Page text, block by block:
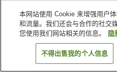
搜索
本网站使用 Cookie 来增强用户
和流量。我们还会与合作的社交
您使用我们网站相关的信息。
隐
不得出售我的个人信息